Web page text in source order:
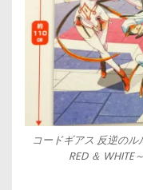
コードギアス 反逆の
RED ＆ WHITE